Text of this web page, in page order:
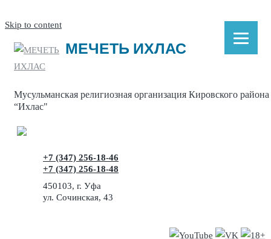
Skip to content
МЕЧЕТЬ ИХЛАС
Мусульманская религиозная организация Кировского
“Ихлас"
+7 (347) 256-18-46
+7 (347) 256-18-48
450103, г. Уфа
ул. Сочинская, 43